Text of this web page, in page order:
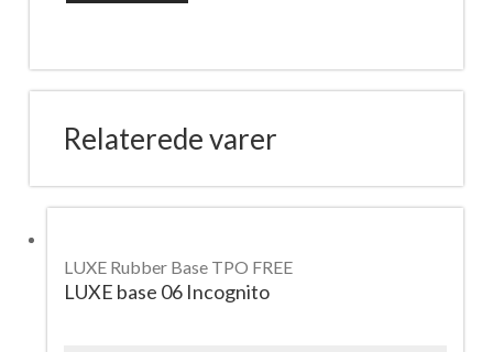
Romantic
Relaterede varer
LUXE Rubber Base TPO FREE
LUXE base 06 Incognito